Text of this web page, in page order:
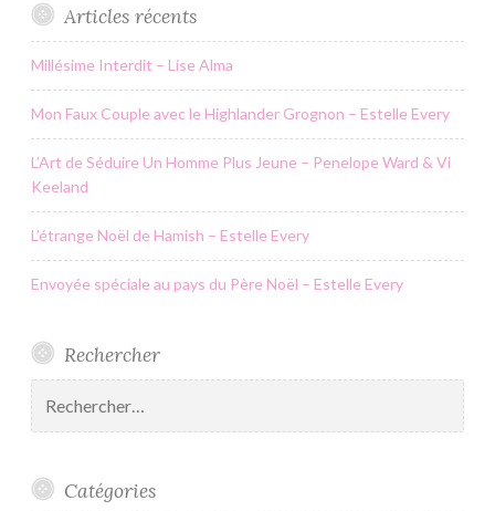
Articles récents
Millésime Interdit – Lise Alma
Mon Faux Couple avec le Highlander Grognon – Estelle Every
L’Art de Séduire Un Homme Plus Jeune – Penelope Ward & Vi
Keeland
L’étrange Noël de Hamish – Estelle Every
Envoyée spéciale au pays du Père Noël – Estelle Every
Rechercher
Catégories